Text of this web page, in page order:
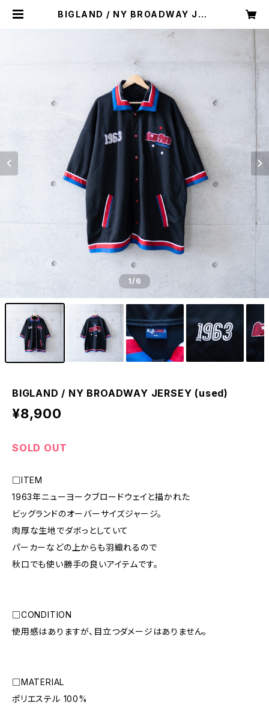
BIGLAND / NY BROADWAY JER
1/6
BIGLAND / NY BROADWAY JERSEY (used)
¥8,900
SOLD OUT
□ITEM
1963年ニューヨークブロードウェイと描かれた
ビッグランドのオーバーサイズジャージ。
肉厚な生地でダボっとしていて
パーカーなどの上からも羽織れるので
秋口でも使い勝手の良いアイテムです。
□CONDITION
使用感はありますが、目立つダメージはありません。
□MATERIAL
ポリエステル 100%